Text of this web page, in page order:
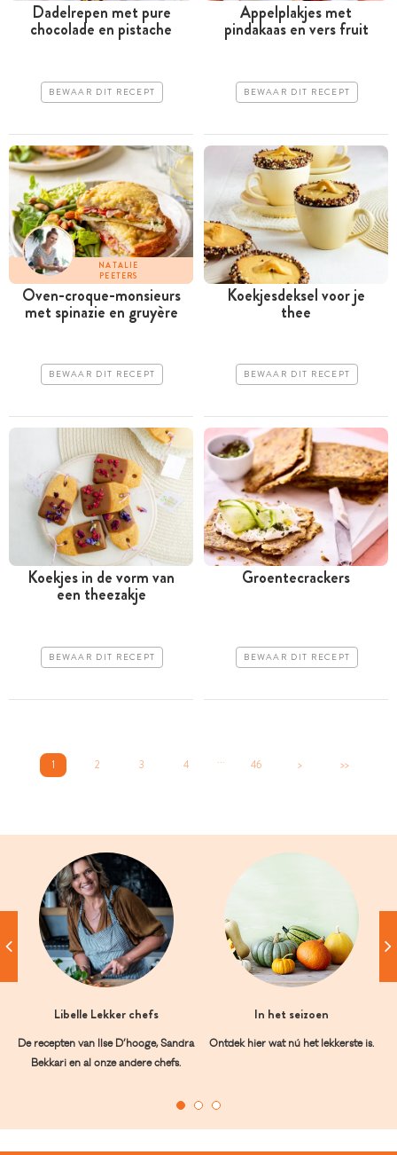
Dadelrepen met pure
chocolade en pistache
BEWAAR DIT RECEPT
Appelplakjes met
pindakaas en vers fruit
BEWAAR DIT RECEPT
NATALIE
PEETERS
Oven-croque-monsieurs
met spinazie en gruyère
BEWAAR DIT RECEPT
Koekjesdeksel voor je
thee
BEWAAR DIT RECEPT
Koekjes in de vorm van
een theezakje
BEWAAR DIT RECEPT
Groentecrackers
BEWAAR DIT RECEPT
1 2 3 4 ... 46 > >>
Libelle Lekker chefs
De recepten van Ilse D’hooge, Sandra
Bekkari en al onze andere chefs.
In het seizoen
Ontdek hier wat nú het lekkerste is.